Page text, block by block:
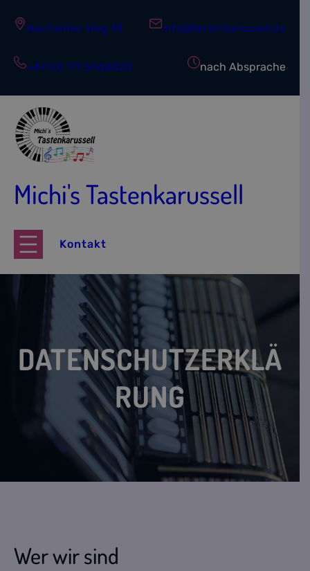
InhaltNauheimer Weg 18 info@tastenkarussell.de
+49 (0) 171 5468820 nach Absprache
Michi's Tastenkarussell
Kontakt
DATENSCHUTZERKLÄ
RUNG
Wer wir sind